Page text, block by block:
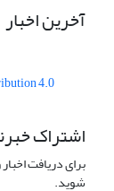
آخرین اخبار
4.0
اشتراک
برای دریافت
شوید.